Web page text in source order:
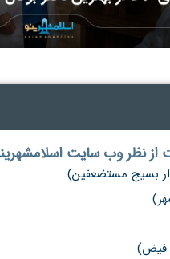
از نظر وب سایت
بسیج مستضعفین)
فیض)